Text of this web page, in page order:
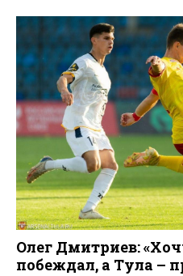
Олег Дмитриев:
побеждал, а Тула –